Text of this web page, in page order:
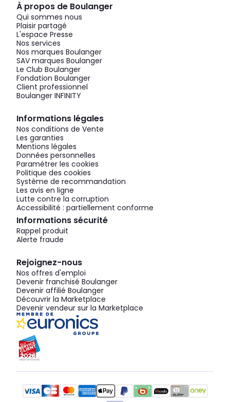
À propos de Boulanger
Qui sommes nous
Plaisir partagé
L'espace Presse
Nos services
Nos marques Boulanger
SAV marques Boulanger
Le Club Boulanger
Fondation Boulanger
Client professionnel
Boulanger INFINITY
Informations légales
Nos conditions de Vente
Les garanties
Mentions légales
Données personnelles
Paramétrer les cookies
Politique des cookies
Système de recommandation
Les avis en ligne
Lutte contre la corruption
Accessibilité : partiellement conforme
Informations sécurité
Rappel produit
Alerte fraude
Rejoignez-nous
Nos offres d'emploi
Devenir franchisé Boulanger
Devenir affilié Boulanger
Découvrir la Marketplace
Devenir vendeur sur la Marketplace